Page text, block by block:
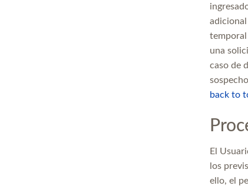
temporal
una
caso de
back to
El
los
ello, el